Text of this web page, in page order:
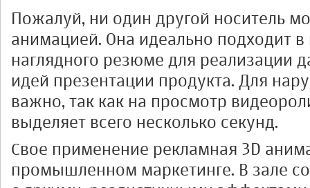
Пожалуй, ни один другой носитель
анимацией. Она идеально подходит в
наглядного резюме для реализации
идей презентации продукта. Для
важно, так как на просмотр
выделяет всего несколько секунд.
Свое применение рекламная 3D
промышленном маркетинге. В зале